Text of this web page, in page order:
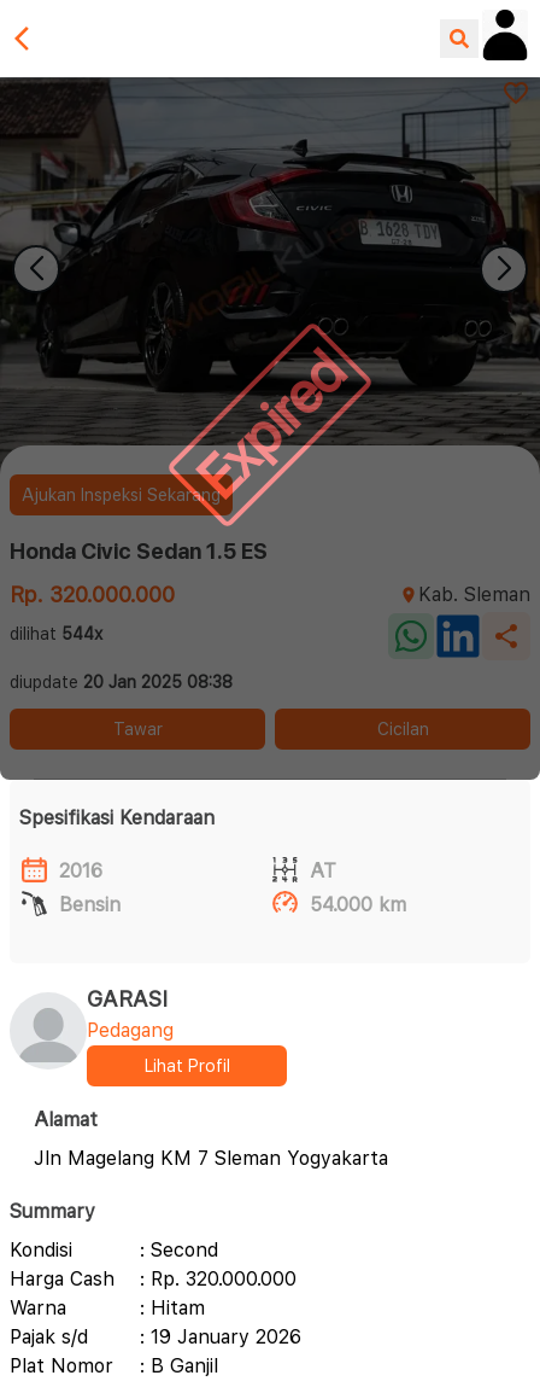
Expired
Ajukan Inspeksi Sekarang
Honda Civic Sedan 1.5 ES
Rp. 320.000.000
Kab. Sleman
dilihat 544x
diupdate 20 Jan 2025 08:38
Tawar Cicilan
Spesifikasi Kendaraan
2016
AT
Bensin
54.000 km
GARASI
Pedagang
Lihat Profil
Alamat
Jln Magelang KM 7 Sleman Yogyakarta
Summary
Kondisi
: Second
Harga Cash
: Rp. 320.000.000
Warna
: Hitam
Pajak s/d
: 19 January 2026
Plat Nomor
: B Ganjil